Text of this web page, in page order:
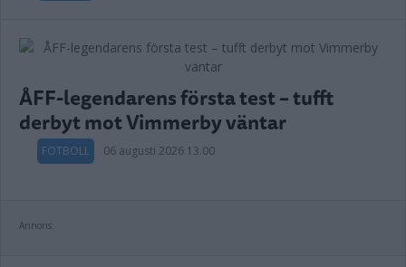
ÅFF-legendarens första test – tufft
derbyt mot Vimmerby väntar
FOTBOLL 06 augusti 2026 13.00
Annons: